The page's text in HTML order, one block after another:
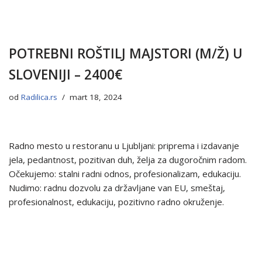
POTREBNI ROŠTILJ MAJSTORI (M/Ž) U
SLOVENIJI – 2400€
od Radilica.rs mart 18, 2024
Radno mesto u restoranu u Ljubljani: priprema i izdavanje
jela, pedantnost, pozitivan duh, želja za dugoročnim radom.
Očekujemo: stalni radni odnos, profesionalizam, edukaciju.
Nudimo: radnu dozvolu za državljane van EU, smeštaj,
profesionalnost, edukaciju, pozitivno radno okruženje.